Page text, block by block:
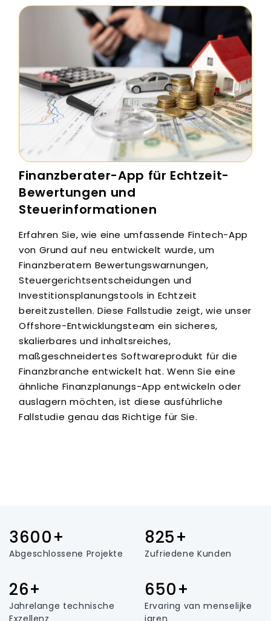
Finanzberater-App für Echtzeit-
Bewertungen und
Steuerinformationen
Erfahren Sie, wie eine umfassende Fintech-App
von Grund auf neu entwickelt wurde, um
Finanzberatern Bewertungswarnungen,
Steuergerichtsentscheidungen und
Investitionsplanungstools in Echtzeit
bereitzustellen. Diese Fallstudie zeigt, wie unser
Offshore-Entwicklungsteam ein sicheres,
skalierbares und inhaltsreiches,
maßgeschneidertes Softwareprodukt für die
Finanzbranche entwickelt hat. Wenn Sie eine
ähnliche Finanzplanungs-App entwickeln oder
auslagern möchten, ist diese ausführliche
Fallstudie genau das Richtige für Sie.
3600+
Abgeschlossene Projekte
825+
Zufriedene Kunden
26+
Jahrelange technische
Exzellenz
650+
Ervaring van menselijke
jaren